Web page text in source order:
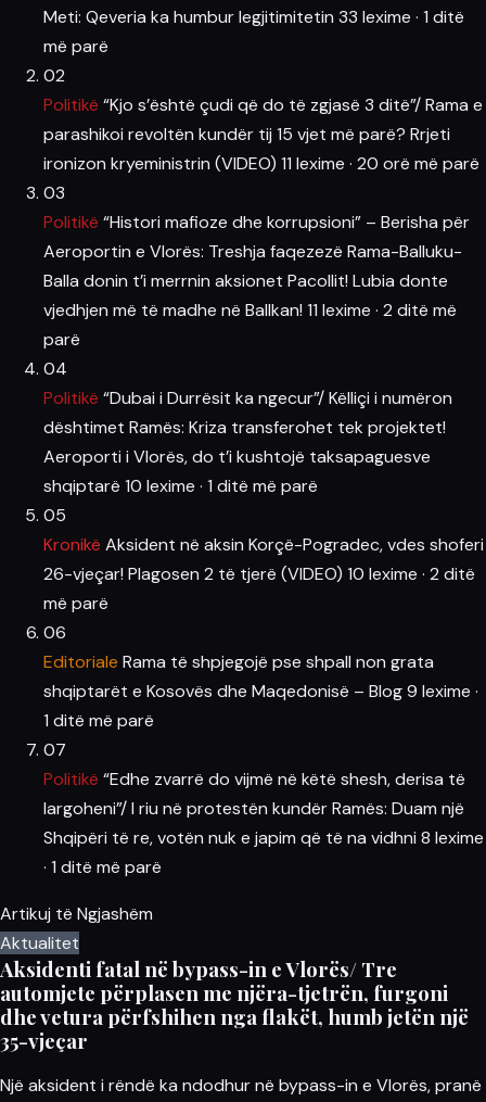
Meti: Qeveria ka humbur legjitimitetin 33 lexime · 1 ditë
më parë
02
Politikë “Kjo s’është çudi që do të zgjasë 3 ditë”/ Rama e
parashikoi revoltën kundër tij 15 vjet më parë? Rrjeti
ironizon kryeministrin (VIDEO) 11 lexime · 20 orë më parë
03
Politikë “Histori mafioze dhe korrupsioni” – Berisha për
Aeroportin e Vlorës: Treshja faqezezë Rama-Balluku-
Balla donin t’i merrnin aksionet Pacollit! Lubia donte
vjedhjen më të madhe në Ballkan! 11 lexime · 2 ditë më
parë
04
Politikë “Dubai i Durrësit ka ngecur”/ Këlliçi i numëron
dështimet Ramës: Kriza transferohet tek projektet!
Aeroporti i Vlorës, do t’i kushtojë taksapaguesve
shqiptarë 10 lexime · 1 ditë më parë
05
Kronikë Aksident në aksin Korçë-Pogradec, vdes shoferi
26-vjeçar! Plagosen 2 të tjerë (VIDEO) 10 lexime · 2 ditë
më parë
06
Editoriale Rama të shpjegojë pse shpall non grata
shqiptarët e Kosovës dhe Maqedonisë – Blog9 lexime ·
1 ditë më parë
07
Politikë “Edhe zvarrë do vijmë në këtë shesh, derisa të
largoheni”/ I riu në protestën kundër Ramës: Duam një
Shqipëri të re, votën nuk e japim që të na vidhni 8 lexime
· 1 ditë më parë
Artikuj të Ngjashëm
Aktualitet
Aksidenti fatal në bypass-in e Vlorës/ Tre
automjete përplasen me njëra-tjetrën, furgoni
dhe vetura përfshihen nga flakët, humb jetën një
35-vjeçar
Një aksident i rëndë ka ndodhur në bypass-in e Vlorës, pranë